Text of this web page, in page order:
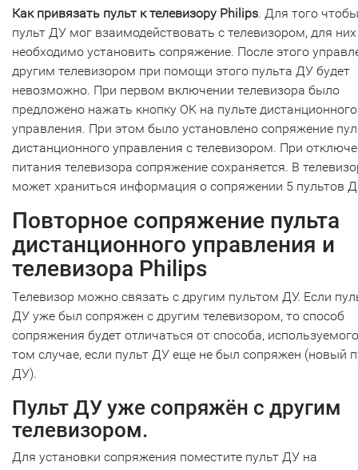
Как привязать пульт к телевизору Philips. Для того чтобы
пульт ДУ мог взаимодействовать с телевизором, для них
необходимо установить сопряжение. После этого
другим телевизором при помощи этого пульта ДУ будет
невозможно. При первом включении телевизора было
предложено нажать кнопку OK на пульте дистанционного
управления. При этом было установлено сопряжение
дистанционного управления с телевизором. При
питания телевизора сопряжение сохраняется. В
может храниться информация о сопряжении 5 пультов
Повторное сопряжение пульта
дистанционного управления и
телевизора Philips
Телевизор можно связать с другим пультом ДУ. Если
ДУ уже был сопряжен с другим телевизором, то способ
сопряжения будет отличаться от способа,
том случае, если пульт ДУ еще не был сопряжен (новый
ДУ).
Пульт ДУ уже сопряжён с другим
телевизором.
Для установки сопряжения поместите пульт ДУ на